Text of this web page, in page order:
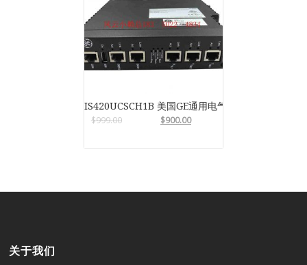
IS420UCSCH1B 美国GE通用电气
$999.00 $900.00
关于我们